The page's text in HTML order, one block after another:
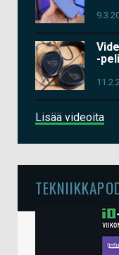
-
Lisää videoita